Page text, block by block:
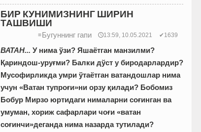
БИР КУНИМИЗНИНГ ШИРИН
ТАШВИШИ
≡Бугуннинг гапи 🕔13:59, 10.05.2021 ✔1639
ВАТАН... У нима ўзи? Яшаётган манзилми?
Қариндош-уруғми? Балки дўст у биродарлардир?
Мусофирликда умри ўтаётган ватандошлар нима
учун «Ватан тупроғи»ни орзу қилади? Бобомиз
Бобур Мирзо юртидаги нималарни соғинган ва
умуман, хориж сафарлари чоғи «ватан
соғинчи»деганда нима назарда тутилади?